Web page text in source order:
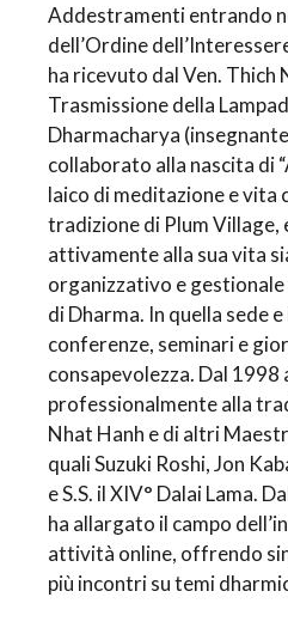
Addestramenti entrando
dell’Ordine
ha ricevuto dal Ven. Thich
Trasmissione della
Dharmacharya
collaborato alla nascita di
laico di meditazione e vita
tradizione di Plum Village,
attivamente alla sua vita
organizzativo e
di Dharma. In quella sede
conferenze, seminari e
consapevolezza. Dal 1998
professionalmente alla
Nhat Hanh e di altri
quali Suzuki Roshi, Jon
e S.S. il XIV° Dalai Lama.
ha allargato il campo
attività online, offrendo
più incontri su temi